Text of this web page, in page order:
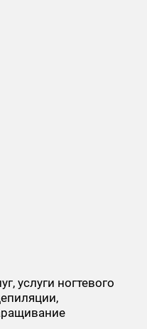
услуги ногтевого